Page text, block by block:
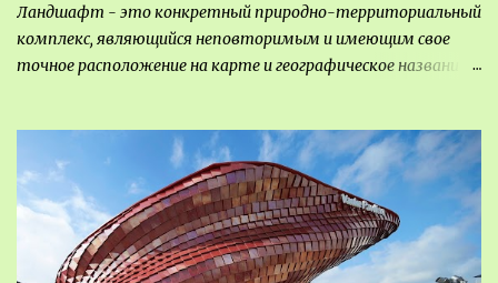
Ландшафт - это конкретный природно-территориальный
комплекс, являющийся неповторимым и имеющим свое
точное расположение на карте и географическое название.
видом деятельность происходящей на них. Одни
используют в качестве выращивания агрокультур. Другие
для строительства населенных пунктов и т.д.